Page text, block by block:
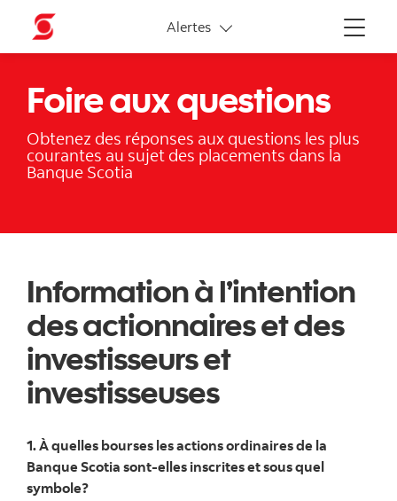
Menu
Alertes
Liens connexes
Foire aux questions
Obtenez des réponses aux questions les plus
courantes au sujet des placements dans la
Banque Scotia
Information à l’intention
des actionnaires et des
investisseurs et
investisseuses
1. À quelles bourses les actions ordinaires de la
Banque Scotia sont-elles inscrites et sous quel
symbole?